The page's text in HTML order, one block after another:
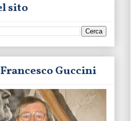
sito
Guccini